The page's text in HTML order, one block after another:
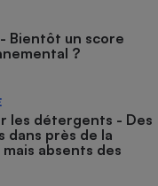
Bientôt un score
?
les détergents - Des
dans près de la
absents des